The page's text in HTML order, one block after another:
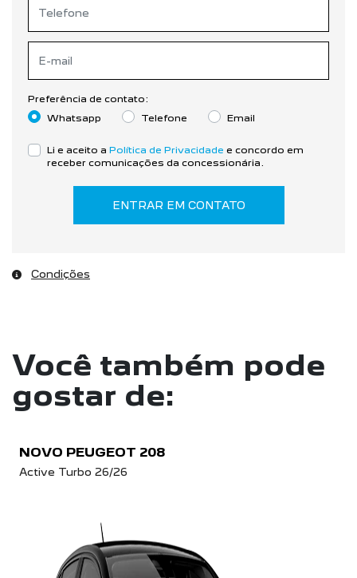
Preferência de contato:
Whatsapp
Telefone Email
Li e aceito a Política de Privacidade e concordo em
receber comunicações da concessionária.
ENTRAR EM CONTATO
Condições
Você também pode
gostar de:
NOVO PEUGEOT 208
Active Turbo 26/26